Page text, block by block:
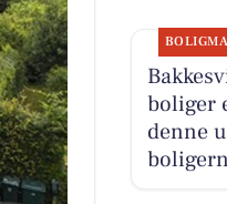
boliger
denne